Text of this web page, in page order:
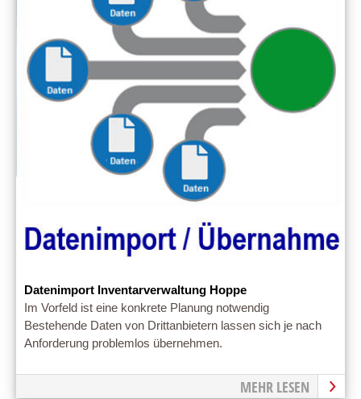
Datenimport Inventarverwaltung Hoppe
Im Vorfeld ist eine konkrete Planung notwendig
Bestehende Daten von Drittanbietern lassen sich je nach
Anforderung problemlos übernehmen.
MEHR LESEN